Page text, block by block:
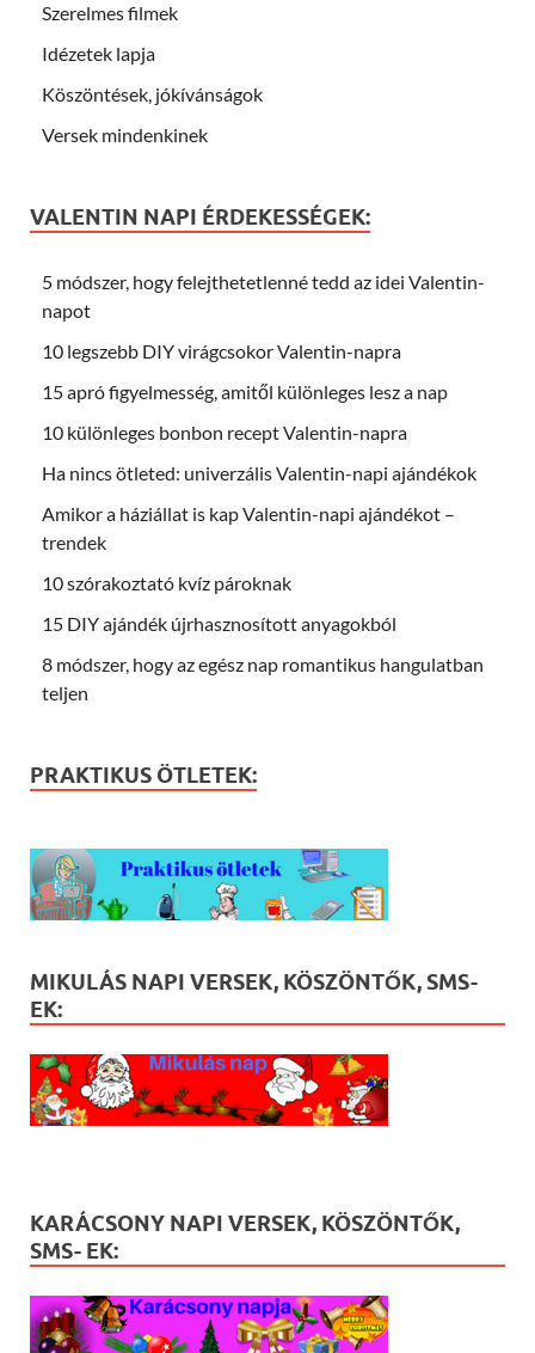
Szerelmes filmek
Idézetek lapja
Köszöntések, jókívánságok
Versek mindenkinek
VALENTIN NAPI ÉRDEKESSÉGEK:
5 módszer, hogy felejthetetlenné tedd az idei Valentin-
napot
10 legszebb DIY virágcsokor Valentin-napra
15 apró figyelmesség, amitől különleges lesz a nap
10 különleges bonbon recept Valentin-napra
Ha nincs ötleted: univerzális Valentin-napi ajándékok
Amikor a háziállat is kap Valentin-napi ajándékot –
trendek
10 szórakoztató kvíz pároknak
15 DIY ajándék újrhasznosított anyagokból
8 módszer, hogy az egész nap romantikus hangulatban
teljen
PRAKTIKUS ÖTLETEK:
MIKULÁS NAPI VERSEK, KÖSZÖNTŐK, SMS-
EK:
KARÁCSONY NAPI VERSEK, KÖSZÖNTŐK,
SMS- EK: